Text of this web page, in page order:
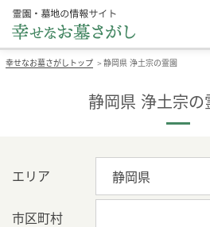
幸せなお墓さがしトップ ＞ 静岡県 浄土宗の霊園
静岡県 浄土宗の
エリア
市区町村